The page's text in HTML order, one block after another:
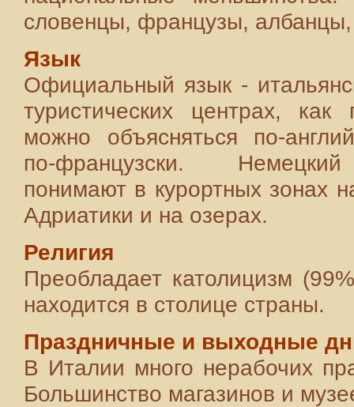
словенцы, французы, албанцы,
Язык
Официальный язык -
туристических центрах, как
можно объясняться по-
по-французски.
понимают в курортных зонах
Адриатики и на озерах.
Религия
Преобладает католицизм
находится в столице страны.
Праздничные и выходные
В Италии много нерабочих
Большинство магазинов и